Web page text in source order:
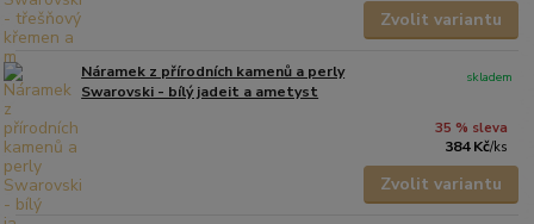
Zvolit variantu
Náramek z přírodních kamenů a perly
Swarovski - bílý jadeit a ametyst
35 % sleva
384 Kč/ks
skladem
Zvolit variantu